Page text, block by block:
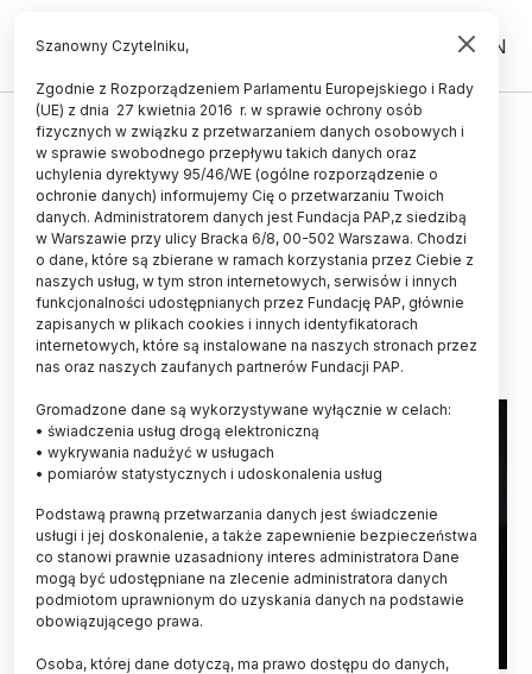
PL EN
HISTORIA I KULTURA
Okazy zoologiczne i książki
naukowe, zagrabione w czasie II
wojny światowej, powróciły do
Muzeum i Instytutu Zoologii PAN
12.05.2022
aktualizacja: 12.05.2022
7 minut czytania
Szanowny Czytelniku,
Zgodnie z Rozporządzeniem Parlamentu Europejskiego i Rady
(UE) z dnia 27 kwietnia 2016 r. w sprawie ochrony osób
fizycznych w związku z przetwarzaniem danych osobowych i
w sprawie swobodnego przepływu takich danych oraz
uchylenia dyrektywy 95/46/WE (ogólne rozporządzenie o
ochronie danych) informujemy Cię o przetwarzaniu Twoich
danych. Administratorem danych jest Fundacja PAP,z siedzibą
w Warszawie przy ulicy Bracka 6/8, 00-502 Warszawa. Chodzi
o dane, które są zbierane w ramach korzystania przez Ciebie z
naszych usług, w tym stron internetowych, serwisów i innych
funkcjonalności udostępnianych przez Fundację PAP, głównie
zapisanych w plikach cookies i innych identyfikatorach
internetowych, które są instalowane na naszych stronach przez
nas oraz naszych zaufanych partnerów Fundacji PAP.
Gromadzone dane są wykorzystywane wyłącznie w celach:
• świadczenia usług drogą elektroniczną
• wykrywania nadużyć w usługach
• pomiarów statystycznych i udoskonalenia usług
Podstawą prawną przetwarzania danych jest świadczenie
usługi i jej doskonalenie, a także zapewnienie bezpieczeństwa
co stanowi prawnie uzasadniony interes administratora Dane
mogą być udostępniane na zlecenie administratora danych
podmiotom uprawnionym do uzyskania danych na podstawie
obowiązującego prawa.
Osoba, której dane dotyczą, ma prawo dostępu do danych,